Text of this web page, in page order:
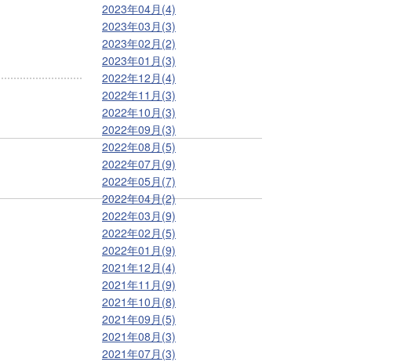
2023年04月(4)
2023年03月(3)
2023年02月(2)
2023年01月(3)
2022年12月(4)
2022年11月(3)
2022年10月(3)
2022年09月(3)
2022年08月(5)
2022年07月(9)
2022年05月(7)
2022年04月(2)
2022年03月(9)
2022年02月(5)
2022年01月(9)
2021年12月(4)
2021年11月(9)
2021年10月(8)
2021年09月(5)
2021年08月(3)
2021年07月(3)